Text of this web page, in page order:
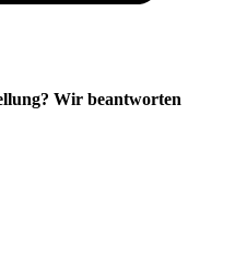
Wir beantworten